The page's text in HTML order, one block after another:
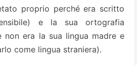
proprio perché era scritto
e la sua ortografia
non era la sua lingua madre e
come lingua straniera).